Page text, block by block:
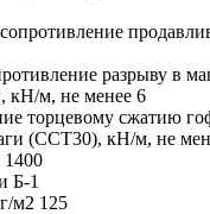
разрыву в
кН/м, не менее 6
торцевому сжатию
(ССТ30), кН/м, не
1400
Б-1
м2 125